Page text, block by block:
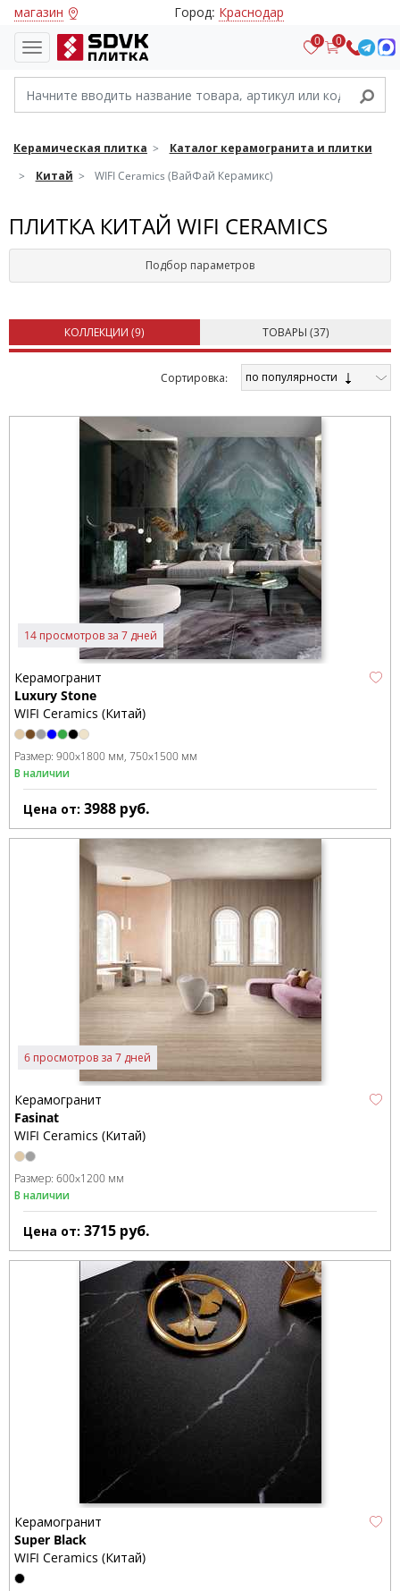
магазин Город: Краснодар
0 0
Керамическая плитка
Каталог керамогранита и плитки
Китай
WIFI Ceramics (ВайФай Керамикс)
ПЛИТКА КИТАЙ WIFI CERAMICS
Подбор параметров
КОЛЛЕКЦИИ (9) ТОВАРЫ (37)
Cортировка: по популярности
14 просмотров за 7 дней
Керамогранит
Luxury Stone
WIFI Ceramics (Китай)
Размер: 900x1800 мм 750x1500 мм
В наличии
Цена от: 3988 руб.
6 просмотров за 7 дней
Керамогранит
Fasinat
WIFI Ceramics (Китай)
Размер: 600x1200 мм
В наличии
Цена от: 3715 руб.
Керамогранит
Super Black
WIFI Ceramics (Китай)